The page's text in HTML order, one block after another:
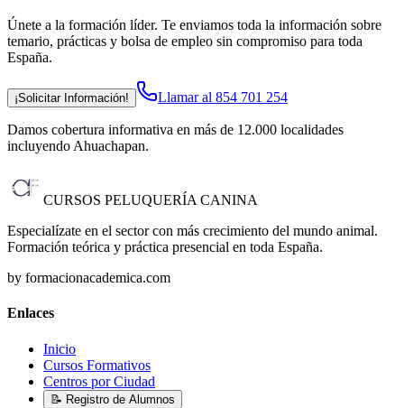
Únete a la formación líder. Te enviamos toda la información sobre
temario, prácticas y bolsa de empleo sin compromiso para toda
España.
¡Solicitar Información! Llamar al 854 701 254
Damos cobertura informativa en más de 12.000 localidades
incluyendo Ahuachapan.
CURSOS PELUQUERÍA CANINA
Especialízate en el sector con más crecimiento del mundo animal.
Formación teórica y práctica presencial en toda España.
by formacionacademica.com
Enlaces
Inicio
Cursos Formativos
Centros por Ciudad
📝 Registro de Alumnos